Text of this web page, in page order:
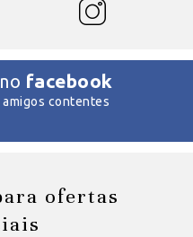
facebook
contentes
ofertas